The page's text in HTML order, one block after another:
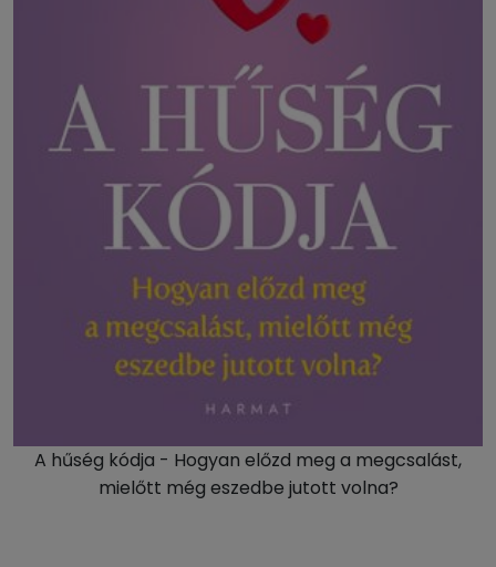
A hűség kódja - Hogyan előzd meg a megcsalást,
mielőtt még eszedbe jutott volna?